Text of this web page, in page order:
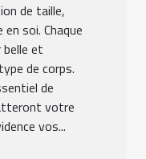
de taille,
soi. Chaque
et
de corps.
de
votre
vos...